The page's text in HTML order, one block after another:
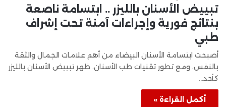
تبييض الأسنان بالليزر .. ابتسامة ناصعة
بنتائج فورية وإجراءات آمنة تحت إشراف
طبي
أصبحت ابتسامة الأسنان البيضاء من أهم علامات الجمال والثقة
بالنفس، ومع تطور تقنيات طب الأسنان، ظهر تبييض الأسنان بالليزر
كأحد…
أكمل القراءة »